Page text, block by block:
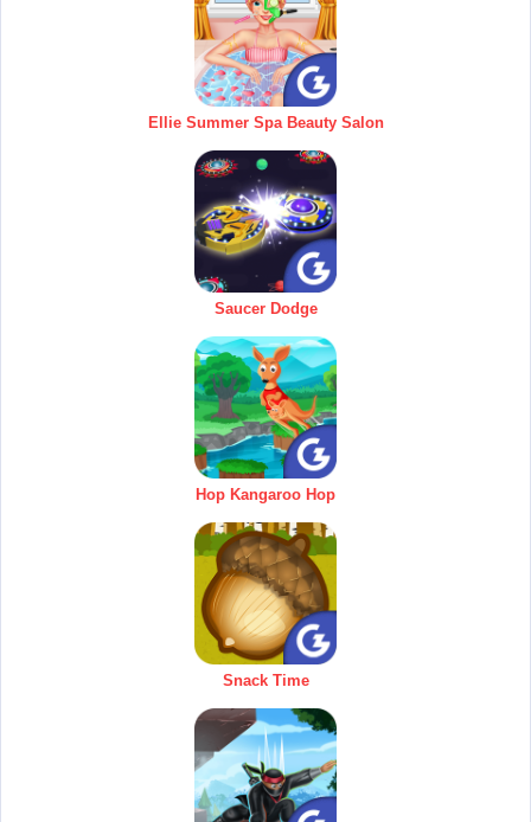
Ellie Summer Spa Beauty Salon
Saucer Dodge
Hop Kangaroo Hop
Snack Time